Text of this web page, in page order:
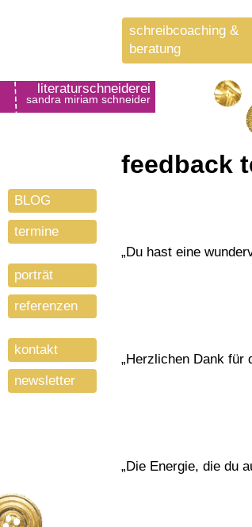
literaturschneiderei
sandra miriam schneider
schreibcoaching &
beratung
feedback
„Du hast eine
„Herzlichen Dank für
„Die Energie, die du
BLOG
termine
porträt
referenzen
kontakt
newsletter